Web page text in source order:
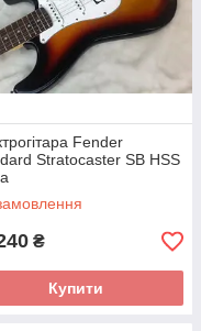
Fender
Stratocaster SB HSS
₴
Купити